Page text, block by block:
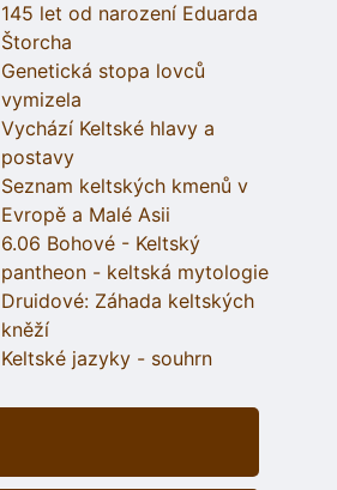
145 let od narození Eduarda
Štorcha
Genetická stopa lovců
vymizela
Vychází Keltské hlavy a
postavy
Seznam keltských kmenů v
Evropě a Malé Asii
6.06 Bohové - Keltský
pantheon - keltská mytologie
Druidové: Záhada keltských
kněží
Keltské jazyky - souhrn